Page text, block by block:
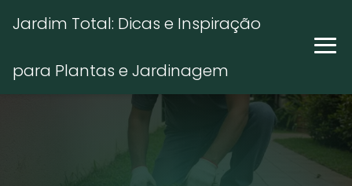
Jardim Total: Dicas e Inspiração
para Plantas e Jardinagem